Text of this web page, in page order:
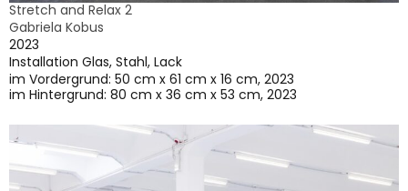
Stretch and Relax 2
Gabriela Kobus
2023
Installation Glas, Stahl, Lack
im Vordergrund: 50 cm x 61 cm x 16 cm, 2023
im Hintergrund: 80 cm x 36 cm x 53 cm, 2023